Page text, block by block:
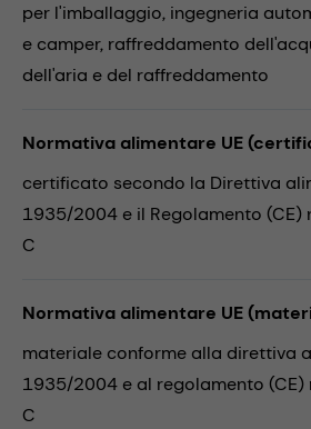
per l'imballaggio, ingegneria
e camper, raffreddamento
dell'aria e del raffreddamento
Normativa alimentare UE
certificato secondo la Direttiva
1935/2004 e il Regolamento (CE)
C
Normativa alimentare UE
materiale conforme alla direttiva
1935/2004 e al regolamento (CE)
C